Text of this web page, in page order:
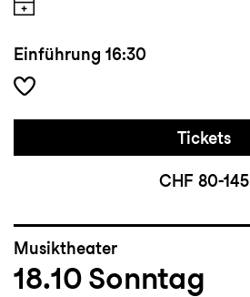
Einführung 16:30
Tickets
CHF 80-145
Musiktheater
18.10 Sonntag